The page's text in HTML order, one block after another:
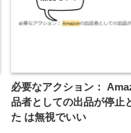
必要なアクション：
品者としての出品が停止
た は無視でいい